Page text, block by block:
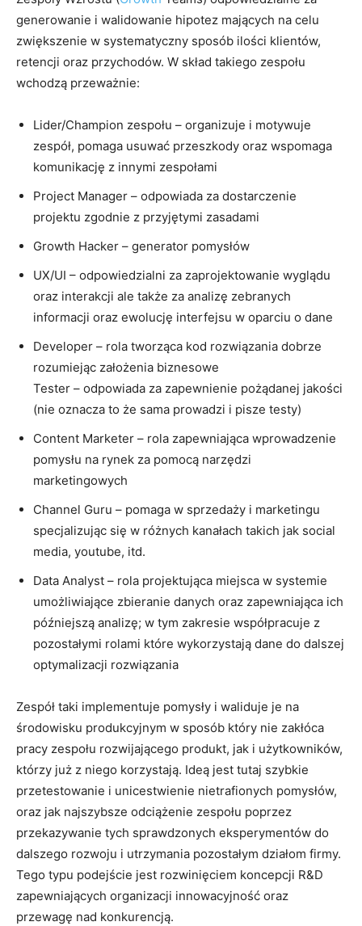
generowanie i walidowanie hipotez mających na celu
zwiększenie w systematyczny sposób ilości klientów,
retencji oraz przychodów. W skład takiego zespołu
wchodzą przeważnie:
Lider/Champion zespołu – organizuje i motywuje
zespół, pomaga usuwać przeszkody oraz wspomaga
komunikację z innymi zespołami
Project Manager – odpowiada za dostarczenie
projektu zgodnie z przyjętymi zasadami
Growth Hacker – generator pomysłów
UX/UI – odpowiedzialni za zaprojektowanie wyglądu
oraz interakcji ale także za analizę zebranych
informacji oraz ewolucję interfejsu w oparciu o dane
Developer – rola tworząca kod rozwiązania dobrze
rozumiejąc założenia biznesowe
Tester – odpowiada za zapewnienie pożądanej jakości
(nie oznacza to że sama prowadzi i pisze testy)
Content Marketer – rola zapewniająca wprowadzenie
pomysłu na rynek za pomocą narzędzi
marketingowych
Channel Guru – pomaga w sprzedaży i marketingu
specjalizując się w różnych kanałach takich jak social
media, youtube, itd.
Data Analyst – rola projektująca miejsca w systemie
umożliwiające zbieranie danych oraz zapewniająca ich
późniejszą analizę; w tym zakresie współpracuje z
pozostałymi rolami które wykorzystają dane do dalszej
optymalizacji rozwiązania
Zespół taki implementuje pomysły i waliduje je na
środowisku produkcyjnym w sposób który nie zakłóca
pracy zespołu rozwijającego produkt, jak i użytkowników,
którzy już z niego korzystają. Ideą jest tutaj szybkie
przetestowanie i unicestwienie nietrafionych pomysłów,
oraz jak najszybsze odciążenie zespołu poprzez
przekazywanie tych sprawdzonych eksperymentów do
dalszego rozwoju i utrzymania pozostałym działom firmy.
Tego typu podejście jest rozwinięciem koncepcji R&D
zapewniających organizacji innowacyjność oraz
przewagę nad konkurencją.